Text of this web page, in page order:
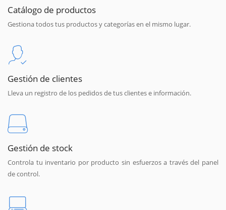
Catálogo de productos
Gestiona todos tus productos y categorías en el mismo lugar.
Gestión de clientes
Lleva un registro de los pedidos de tus clientes e información.
Gestión de stock
Controla tu inventario por producto sin esfuerzos a través del panel
de control.